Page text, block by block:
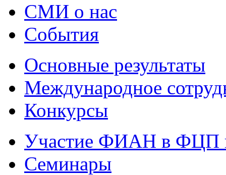
СМИ о нас
События
Основные результаты
Международное
Конкурсы
Участие ФИАН в ФЦП
Семинары